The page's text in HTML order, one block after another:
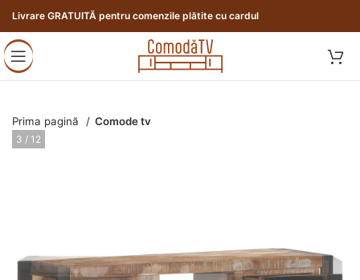
Livrare GRATUITĂ pentru comenzile plătite cu cardul
Prima pagină Comode tv
3 / 12